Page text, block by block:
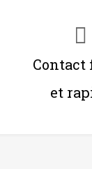
Contact
et